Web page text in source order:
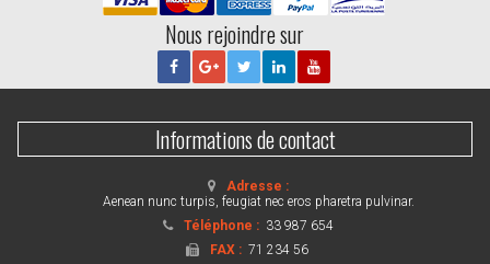
Nous rejoindre sur
Informations de contact
Adresse :
Aenean nunc turpis, feugiat nec eros pharetra pulvinar.
Téléphone : 33 987 654
FAX :71 234 56